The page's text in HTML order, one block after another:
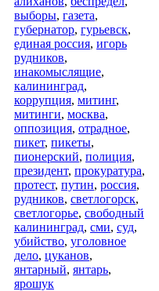
выборы, газета,
губернатор, гурьевск,
единая россия, игорь
рудников,
инакомыслящие,
калининград,
коррупция, митинг,
митинги, москва,
оппозиция, отрадное,
пикет, пикеты,
пионерский, полиция,
президент, прокуратура,
протест, путин, россия,
рудников, светлогорск,
светлогорье, свободный
калининград, сми, суд,
убийство, уголовное
дело, цуканов,
янтарный, янтарь,
ярошук